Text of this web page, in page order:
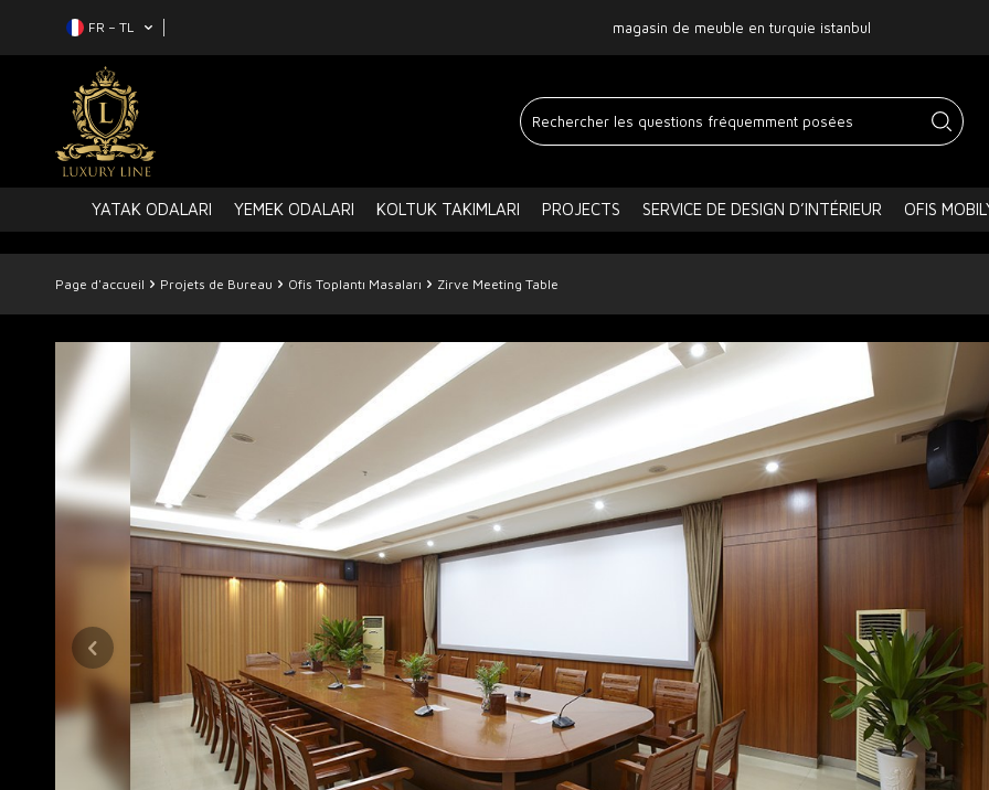
FR − TL magasin de meuble en turquie istanbul
YATAK ODALARI YEMEK ODALARI KOLTUK TAKIMLARI PROJECTS SERVICE DE DESIGN D’INTÉRIEUR OFIS
Page d'accueil Projets de Bureau Ofis Toplantı Masaları Zirve Meeting Table